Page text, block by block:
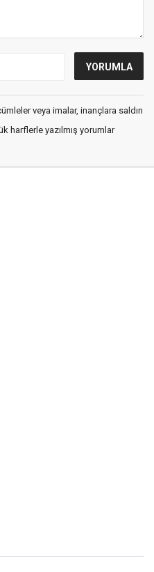
veya imalar, inançlara saldırı
harflerle yazılmış yorumlar